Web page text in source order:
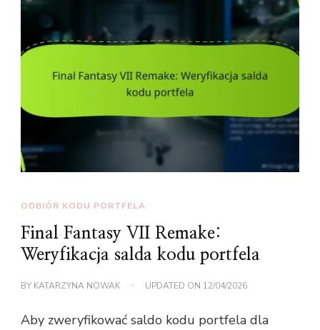
ODBIÓR KODU PORTFELA
Final Fantasy VII Remake:
Weryfikacja salda kodu portfela
BY KATARZYNA NOWAK UPDATED ON 12/04/2026
Aby zweryfikować saldo kodu portfela dla